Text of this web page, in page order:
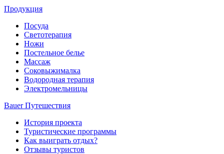
Продукция
Посуда
Светотерапия
Ножи
Постельное белье
Массаж
Соковыжималка
Водородная терапия
Электромельницы
Bauer Путешествия
История проекта
Туристические программы
Как выиграть отдых?
Отзывы туристов